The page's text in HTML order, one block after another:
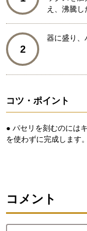
え、沸騰し
2
器に盛り、
コツ・ポイント
● パセリを刻むのには
を使わずに完成します。
コメント